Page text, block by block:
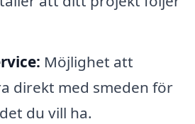
Möjlighet att
direkt med smeden för
du vill ha.